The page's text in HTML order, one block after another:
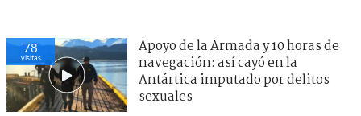
78
visitas
Apoyo de la Armada y 10 horas de
navegación: así cayó en la
Antártica imputado por delitos
sexuales